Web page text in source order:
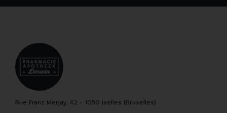
Rue Franz Merjay, 42 - 1050 Ixelles (Bruxelles)